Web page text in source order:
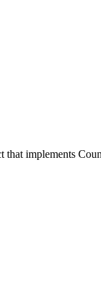
that implements